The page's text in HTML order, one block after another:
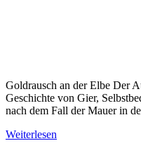
Goldrausch an der Elbe Der
Geschichte von Gier,
nach dem Fall der Mauer in
Weiterlesen